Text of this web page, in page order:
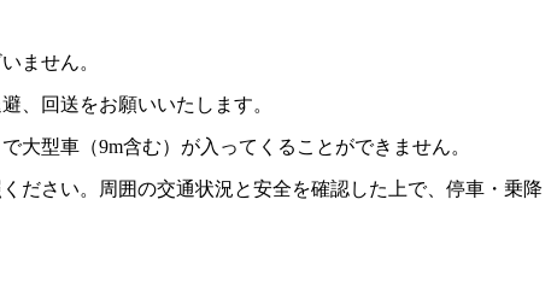
ません。
、回送をお願いいたします。
大型車（9m含む）が入ってくることができません。
ださい。周囲の交通状況と安全を確認した上で、停車・乗降